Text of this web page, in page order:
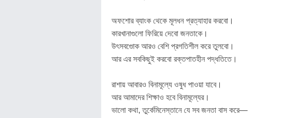
অফশোর ব্যাংক থেকে মূলধন প্রত্যাহার করবো।
কারখানাগুলো ফিরিয়ে দেবো জনতাকে।
উৎসবগুোক আরও বেশি প্রগতিশীল করে তুলবো।
আর এর সবকিছুই করবো রক্তপাতহীন পদ্ধতিতে।
রাশায় আবারও বিনামূল্যে ওষুধ পাওয়া যাবে।
আর আমাদের শিক্ষাও হবে বিনামূল্যের।
ভালো কথা, তুর্কেমিনেস্তানে যে সব জনতা বাস করে—